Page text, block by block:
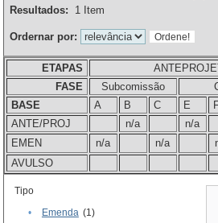
Resultados:
1Item
Ordernar por:
ETAPAS
FASE
Subcomissão
BASE
A B C E
ANTE/PROJ
n/a n/a
EMEN
n/a n/a
AVULSO
Tipo
•
Emenda (1)